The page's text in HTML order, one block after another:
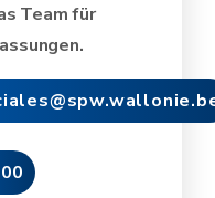
Team für